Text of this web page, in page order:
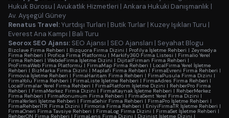
Hukuk Bürosu | Avukatlık Hizmetleri | Ankara Hukuki Danışmanlık |
Av. Ayşegül Güney
Renatus Travel:Yurtdışı Turları | Butik Turlar | Kuzey Işıkları Turu |
Everest Ana Kampı | Bali Turu
Seorox SEO Ajansı: SEO Ajansı | SEO Ajansları | Seyahat Blogu
Bizclave Firma Rehberi | Bizquora Firma Dizini | Profilya İşletme Rehberi | Zeymedya
Firma Rehberi | Profica Firma Platformu | Markify360 Firma Listesi | Firmalio Yerel
Firma Rehberi | WebdeFirma İşletme Dizini | DijitalFirman Firma Rehberi |
ProFirmaWeb Firma Platformu | FirmaMap Firma Rehberi | LocalFirma Yerel İşletme
Rehberi | BizMarka Firma Dizini | Maplafi Firma Rehberi | FirmaEvreni Firma Rehberi |
Firmovia İşletme Rehberi | FirmaHaritam Firma Rehberi | FirmaPusula Firma Dizini |
FirmaYolu Firma Rehberi | FirmaListe İşletme Rehberi | FirmaAdres Firma Rehberi |
LocalFirmalar Yerel Firma Rehberi | FirmaPlatform İşletme Dizini | RehberPro Firma
Rehberi | FirmaMerkez Firma Dizini | FirmaKaynak İşletme Rehberi | RehberMerkez
Firma Rehberi | FirmaKonumum Firma Rehberi | FirmaSemt Yerel Firma Dizini |
FirmaYerleri İşletme Rehberi | FirmaSehir Firma Rehberi | FirmaPro İşletme Rehberi |
FirmaRehberiTR Firma Dizini | Firmoria Firma Rehberi | EniyiFirmaTR İşletme Rehberi |
FirmaOneri Firma Tavsiye Rehberi | FirmaLog Firma Dizini |FirmaSet İşletme Rehberi |
RehberON Firma Rehberi | FirmaLens Firma Dizini | Dizinist İşletme Dizini |